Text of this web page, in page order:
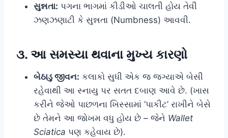
સુન્નતા: પગના ભાગમાં કીડીઓ ચાલતી હોય તેવી
ઝણઝણાટી કે સુન્નતા (Numbness) આવવી.
૩. આ સમસ્યા થવાના મુખ્ય કારણો
બેઠાડુ જીવન: કલાકો સુધી એક જ જગ્યાએ બેસી
રહેવાથી આ સ્નાયુ પર સતત દબાણ આવે છે. (ખાસ
કરીને જેઓ પાછળના ખિસ્સામાં ‘પાકીટ’ રાખીને બેસે
છે તેમને આ જોખમ વધુ હોય છે – જેને Wallet
Sciatica પણ કહેવાય છે).